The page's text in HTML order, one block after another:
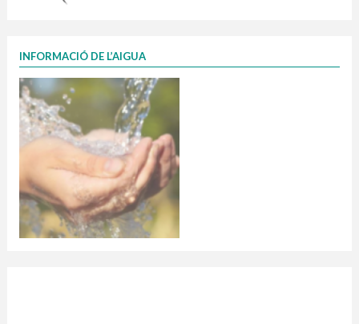
INFORMACIÓ DE L’AIGUA